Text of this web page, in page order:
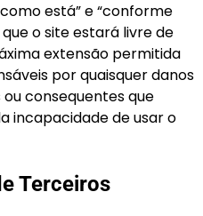
está” e “conforme
o site estará livre de
extensão permitida
por quaisquer danos
consequentes que
incapacidade de usar o
Terceiros